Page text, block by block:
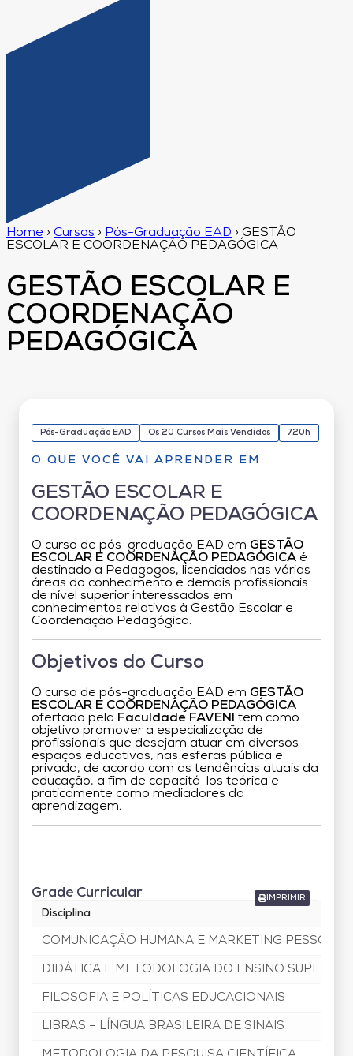
Home › Cursos › Pós-Graduação EAD › GESTÃO
ESCOLAR E COORDENAÇÃO PEDAGÓGICA
GESTÃO ESCOLAR E
COORDENAÇÃO
PEDAGÓGICA
Pós-Graduação EAD Os 20 Cursos Mais Vendidos 720h
O QUE VOCÊ VAI APRENDER EM
GESTÃO ESCOLAR E
COORDENAÇÃO PEDAGÓGICA
O curso de pós-graduação EAD em GESTÃO
ESCOLAR E COORDENAÇÃO PEDAGÓGICA é
destinado a Pedagogos, licenciados nas várias
áreas do conhecimento e demais profissionais
de nível superior interessados em
conhecimentos relativos à Gestão Escolar e
Coordenação Pedagógica.
Objetivos do Curso
O curso de pós-graduação EAD em GESTÃO
ESCOLAR E COORDENAÇÃO PEDAGÓGICA
ofertado pela Faculdade FAVENI
tem como
objetivo promover a especialização de
profissionais que desejam atuar em diversos
espaços educativos, nas esferas pública e
privada, de acordo com as tendências atuais da
educação, a fim de capacitá-los teórica e
praticamente como mediadores da
aprendizagem.
IMPRIMIR
Grade Curricular
Disciplina
COMUNICAÇÃO HUMANA E MARKETING PESSOAL
DIDÁTICA E METODOLOGIA DO ENSINO SUPERIOR
FILOSOFIA E POLÍTICAS EDUCACIONAIS
LIBRAS – LÍNGUA BRASILEIRA DE SINAIS